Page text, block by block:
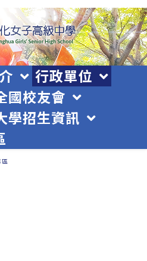
行政單位
國校友會
學招生資訊
區